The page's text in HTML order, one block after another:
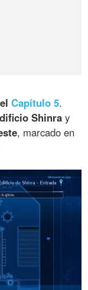
elCapítulo 5.
Shinra y
, marcado en